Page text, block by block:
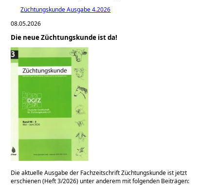
Züchtungskunde Ausgabe 4.2026
08.05.2026
Die neue Züchtungskunde ist da!
Die aktuelle Ausgabe der Fachzeitschrift Züchtungskunde ist jetzt
erschienen (Heft 3/2026) unter anderem mit folgenden Beiträgen: